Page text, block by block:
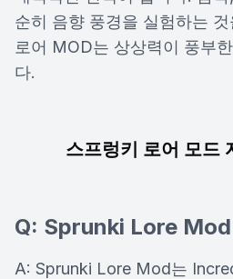
순히 음향 풍경을 실험하는
로어 MOD는 상상력이 풍부
다.
스프렁키 로어 모드
Q: Sprunki Lore Mod
A: Sprunki Lore Mod는